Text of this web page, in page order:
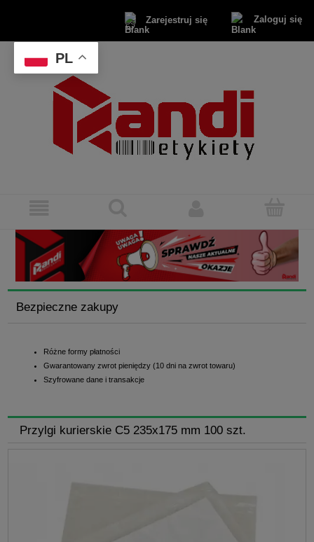
Zarejestruj się Zaloguj się
Bezpieczne zakupy
Różne formy płatności
Gwarantowany zwrot pieniędzy (10 dni na zwrot towaru)
Szyfrowane dane i transakcje
Przylgi kurierskie C5 235x175 mm 100 szt.
PL